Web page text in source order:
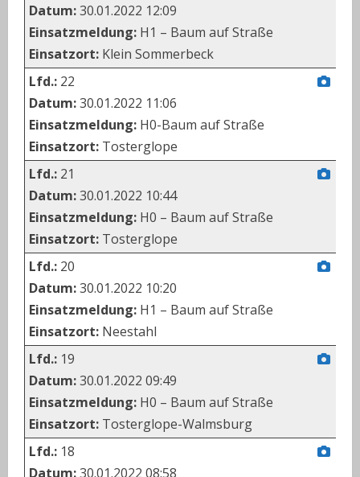
Datum:30.01.2022 12:09
Einsatzmeldung: H1 – Baum auf Straße
Einsatzort: Klein Sommerbeck
Lfd.: 22
Datum:30.01.2022 11:06
Einsatzmeldung: H0-Baum auf Straße
Einsatzort: Tosterglope
Lfd.: 21
Datum:30.01.2022 10:44
Einsatzmeldung: H0 – Baum auf Straße
Einsatzort: Tosterglope
Lfd.: 20
Datum:30.01.2022 10:20
Einsatzmeldung: H1 – Baum auf Straße
Einsatzort: Neestahl
Lfd.: 19
Datum:30.01.2022 09:49
Einsatzmeldung: H0 – Baum auf Straße
Einsatzort: Tosterglope-Walmsburg
Lfd.: 18
Datum:30.01.2022 08:58